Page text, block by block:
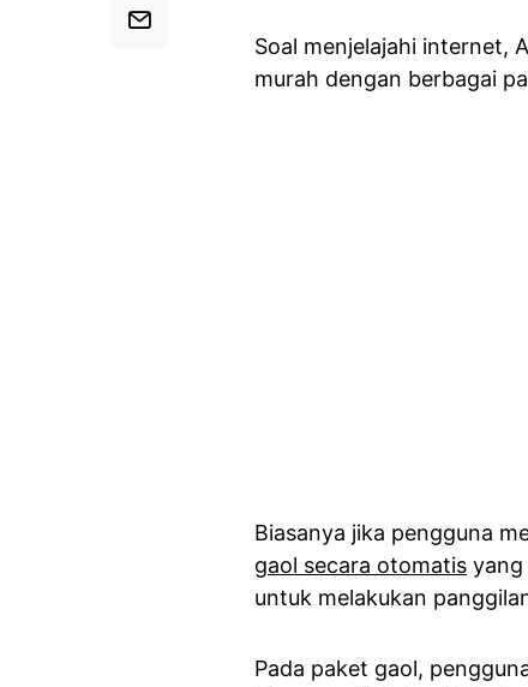
Soal menjelajahi internet,
murah dengan berbagai
Biasanya jika pengguna
gaol secara otomatis yang
untuk melakukan
Pada paket gaol,